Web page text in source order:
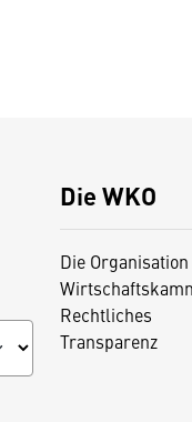
Die WKO
Die Organisation
Rechtliches
Transparenz